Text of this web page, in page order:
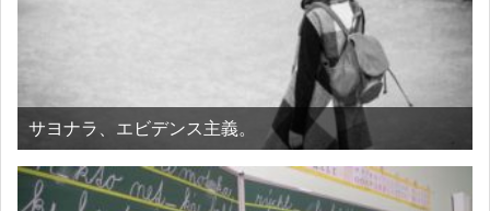
サヨナラ、エビデンス主義。